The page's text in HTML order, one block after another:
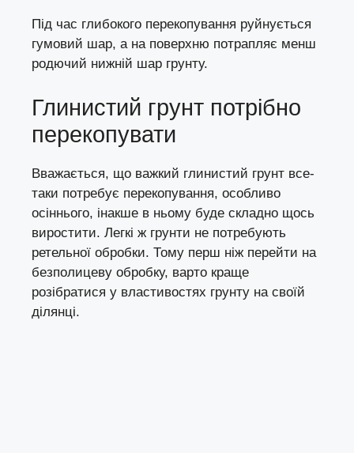
Під час глибокого перекопування руйнується
гумовий шар, а на поверхню потрапляє менш
родючий нижній шар грунту.
Глинистий грунт потрібно
перекопувати
Вважається, що важкий глинистий грунт все-
таки потребує перекопування, особливо
осіннього, інакше в ньому буде складно щось
виростити. Легкі ж грунти не потребують
ретельної обробки. Тому перш ніж перейти на
безполицеву обробку, варто краще
розібратися у властивостях грунту на своїй
ділянці.